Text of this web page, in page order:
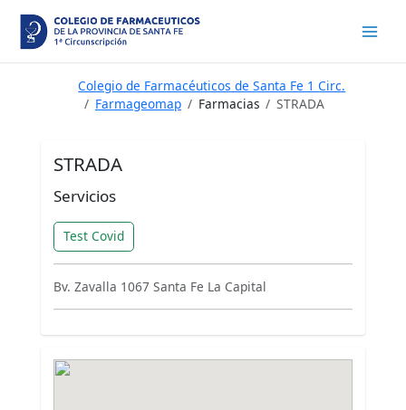
contenido
Colegio de Farmacéuticos de Santa Fe 1 Circ.
Farmageomap
Farmacias STRADA
STRADA
Servicios
Test Covid
Bv. Zavalla 1067 Santa Fe La Capital